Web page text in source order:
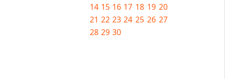
14 15 16 17 18 19 20
21 22 23 24 25 26 27
28 29 30